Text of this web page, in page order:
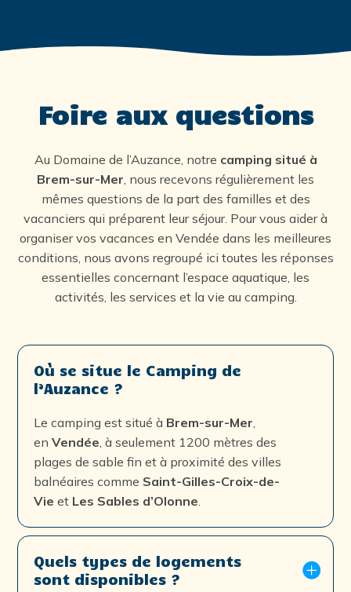
Foire aux questions
Au Domaine de l’Auzance, notre camping situé à
Brem-sur-Mer , nous recevons régulièrement les
mêmes questions de la part des familles et des
vacanciers qui préparent leur séjour. Pour vous aider à
organiser vos vacances en Vendée dans les meilleures
conditions, nous avons regroupé ici toutes les réponses
essentielles concernant l’espace aquatique, les
activités, les services et la vie au camping.
Où se situe le Camping de
l’Auzance ?
Le camping est situé à Brem-sur-Mer
enVendée , à seulement 1200 mètres des
plages de sable fin et à proximité des villes
balnéaires comme Saint-Gilles-Croix-de-
Vie et Les Sables d’Olonne
Quels types de logements
sont disponibles ?